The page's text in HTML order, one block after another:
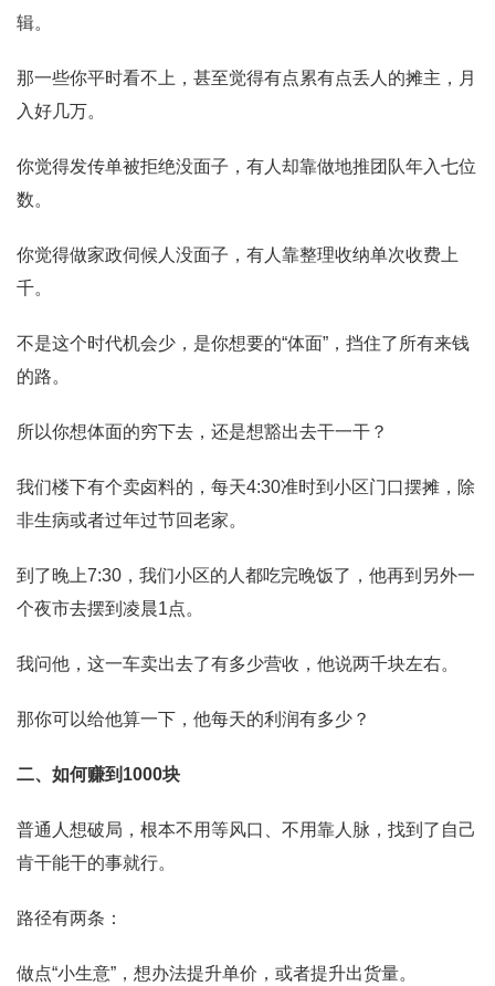
辑。
那一些你平时看不上，甚至觉得有点累有点丢人的摊主，月
入好几万。
你觉得发传单被拒绝没面子，有人却靠做地推团队年入七位
数。
你觉得做家政伺候人没面子，有人靠整理收纳单次收费上
千。
不是这个时代机会少，是你想要的“体面”，挡住了所有来钱
的路。
所以你想体面的穷下去，还是想豁出去干一干？
我们楼下有个卖卤料的，每天4:30准时到小区门口摆摊，除
非生病或者过年过节回老家。
到了晚上7:30，我们小区的人都吃完晚饭了，他再到另外一
个夜市去摆到凌晨1点。
我问他，这一车卖出去了有多少营收，他说两千块左右。
那你可以给他算一下，他每天的利润有多少？
二、如何赚到1000块
普通人想破局，根本不用等风口、不用靠人脉，找到了自己
肯干能干的事就行。
路径有两条：
做点“小生意”，想办法提升单价，或者提升出货量。